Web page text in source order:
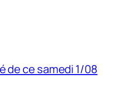
de ce samedi 1/08